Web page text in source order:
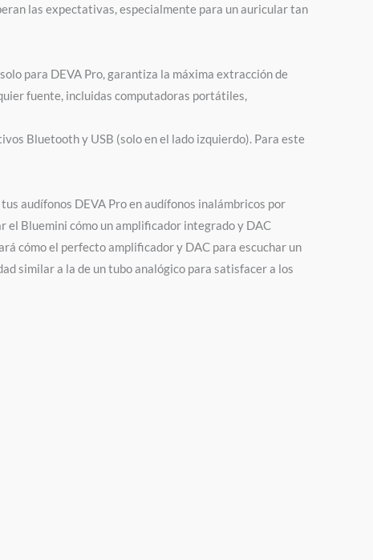
las expectativas, especialmente para un auricular tan
para DEVA Pro, garantiza la máxima extracción de
fuente, incluidas computadoras portátiles,
Bluetooth y USB (solo en el lado izquierdo). Para este
audífonos DEVA Pro en audífonos inalámbricos por
el Bluemini cómo un amplificador integrado y DAC
cómo el perfecto amplificador y DAC para escuchar un
similar a la de un tubo analógico para satisfacer a los